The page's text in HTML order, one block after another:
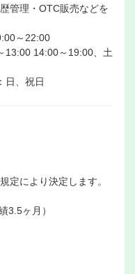
管理・OTC販売などを
～22:00
13:00 14:00～19:00、土
日、祝日
定により決定します。
3.5ヶ月）